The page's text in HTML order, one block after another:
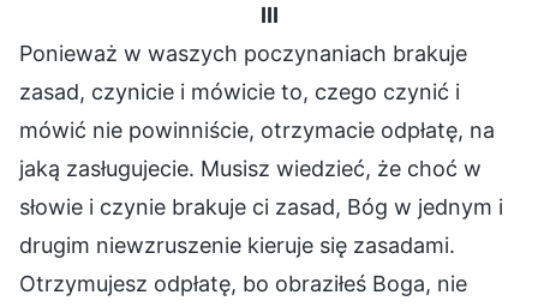
III
Ponieważ w waszych poczynaniach brakuje
zasad, czynicie i mówicie to, czego czynić i
mówić nie powinniście, otrzymacie odpłatę, na
jaką zasługujecie. Musisz wiedzieć, że choć w
słowie i czynie brakuje ci zasad, Bóg w jednym i
drugim niewzruszenie kieruje się zasadami.
Otrzymujesz odpłatę, bo obraziłeś Boga, nie